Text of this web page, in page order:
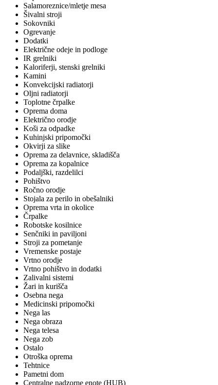
Salamoreznice/mletje mesa
Šivalni stroji
Sokovniki
Ogrevanje
Dodatki
Električne odeje in podloge
IR grelniki
Kaloriferji, stenski grelniki
Kamini
Konvekcijski radiatorji
Oljni radiatorji
Toplotne črpalke
Oprema doma
Električno orodje
Koši za odpadke
Kuhinjski pripomočki
Okvirji za slike
Oprema za delavnice, skladišča
Oprema za kopalnice
Podaljški, razdelilci
Pohištvo
Ročno orodje
Stojala za perilo in obešalniki
Oprema vrta in okolice
Črpalke
Robotske kosilnice
Senčniki in paviljoni
Stroji za pometanje
Vremenske postaje
Vrtno orodje
Vrtno pohištvo in dodatki
Zalivalni sistemi
Žari in kurišča
Osebna nega
Medicinski pripomočki
Nega las
Nega obraza
Nega telesa
Nega zob
Ostalo
Otroška oprema
Tehtnice
Pametni dom
Centralne nadzorne enote (HUB)